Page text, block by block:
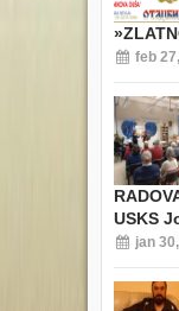
feb
USKS
jan